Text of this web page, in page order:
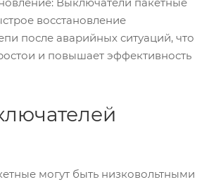
Выключатели пакетные
восстановление
после аварийных ситуаций, что
и повышает эффективность
могут быть низковольтными